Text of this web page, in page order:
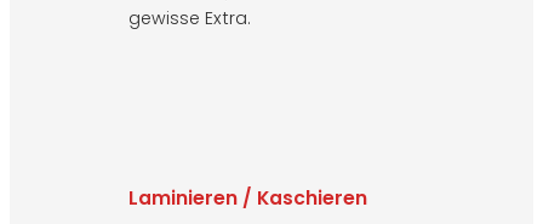
gewisse Extra.
Laminieren / Kaschieren